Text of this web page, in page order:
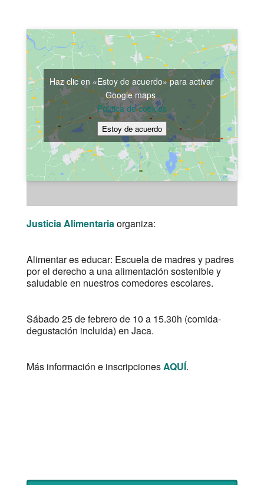
Haz clic en «Estoy de acuerdo» para activar
Google maps
Política de cookies
Estoy de acuerdo
Justicia Alimentariaorganiza:
Alimentar es educar: Escuela de madres y padres
por el derecho a una alimentación sostenible y
saludable en nuestros comedores escolares.
Sábado 25 de febrero de 10 a 15.30h (comida-
degustación incluida) en Jaca.
Más información e inscripcionesAQUÍ.